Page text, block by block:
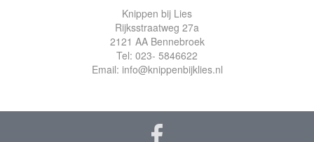
Knippen bij Lies
Rijksstraatweg 27a
2121 AA Bennebroek
Tel: 023- 5846622
Email: info@knippenbijklies.nl